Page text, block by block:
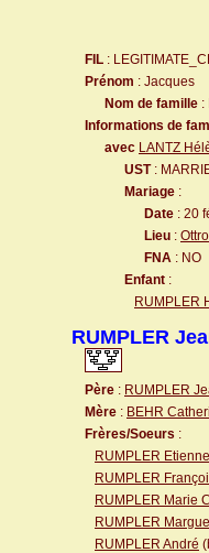
FIL :
Prénom : Jacques
Nom de famille :
Informations de
avec LANTZ
UST:
Mariage :
Date : 20
Lieu :
FNA : NO
Enfant :
RUMPLER
RUMPLER
Père : RUMPLER
Mère : BEHR
Frères/Soeurs :
RUMPLER Etienne
RUMPLER
RUMPLER Marie
RUMPLER
RUMPLER André